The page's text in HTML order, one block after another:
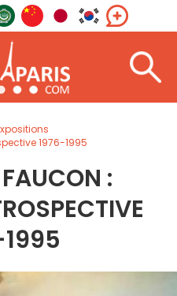
1976-1995
: